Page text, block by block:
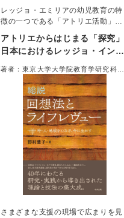
レッジョ・エミリアの幼児教育の特
徴の一つである「アトリエ活動」に
ついて、具体的に解説した初めての
書。渋谷保育園での実践を通して、
日本の保育現場で実践するためのポ
イントを紹介する。年齢別のアトリ
エ活動や環境デザインなど、豊富な
写真で内容を整理した。
アトリエからはじまる「探究」
日本におけるレッジョ・インス
著者：東京大学大学院教育学研究科附
属発達保育実践政策学センター＝監修
／浅井幸子、津田純佳、渋谷保育園＝
さまざまな支援の現場で広まりを見